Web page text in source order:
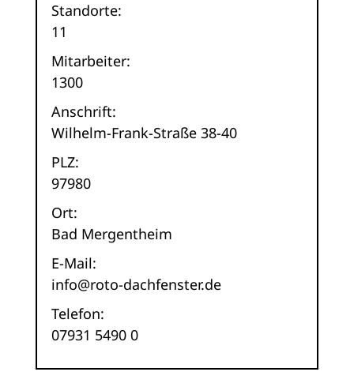
Standorte:
11
Mitarbeiter:
1300
Anschrift:
Wilhelm-Frank-Straße 38-40
PLZ:
97980
Ort:
Bad Mergentheim
E-Mail:
info@roto-dachfenster.de
Telefon:
07931 5490 0